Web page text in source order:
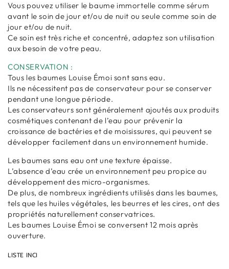
Vous pouvez utiliser le baume immortelle comme sérum
avant le soin de jour et/ou de nuit ou seule comme soin de
jour et/ou de nuit.
Ce soin est très riche et concentré, adaptez son utilisation
aux besoin de votre peau.
CONSERVATION :
Tous les baumes Louise Émoi sont sans eau.
Ils ne nécessitent pas de conservateur pour se conserver
pendant une longue période.
Les conservateurs sont généralement ajoutés aux produits
cosmétiques contenant de l’eau pour prévenir la
croissance de bactéries et de moisissures, qui peuvent se
développer facilement dans un environnement humide.
Les baumes sans eau ont une texture épaisse.
L’absence d’eau crée un environnement peu propice au
développement des micro-organismes.
De plus, de nombreux ingrédients utilisés dans les baumes,
tels que les huiles végétales, les beurres et les cires, ont des
propriétés naturellement conservatrices.
Les baumes Louise Émoi se conversent 12 mois après
ouverture.
LISTE INCI